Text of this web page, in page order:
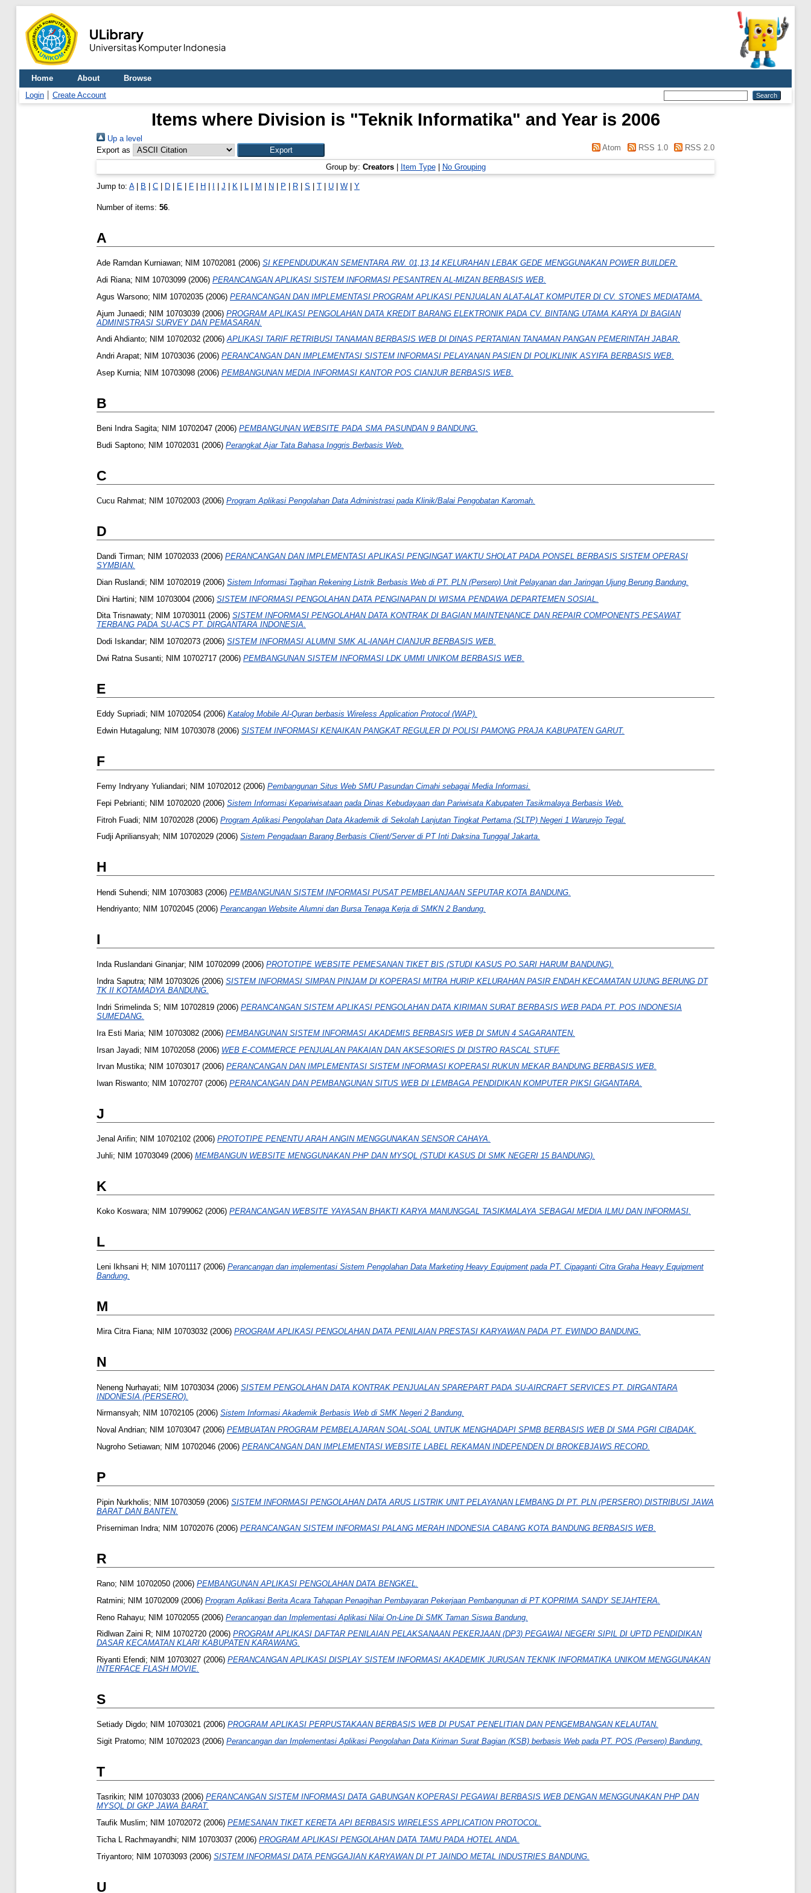
Home About
Browse
Login
Create Account
Items where Division is "Teknik Informatika" and Year is 2006
Up a level
Export as
Atom RSS 1.0 RSS 2.0
Group by: Creators| Item Type| No Grouping
Jump to: A| B C D E F H J K L M N P R S T U W Y
Number of items: 56.
A
Ade Ramdan Kurniawan; NIM 10702081 (2006) SI KEPENDUDUKAN SEMENTARA RW. 01,13,14 KELURAHAN LEBAK GEDE MENGGUNAKAN POWER BUILDER.
Adi Riana; NIM 10703099 (2006) PERANCANGAN APLIKASI SISTEM INFORMASI PESANTREN AL-MIZAN BERBASIS WEB.
Agus Warsono; NIM 10702035 (2006) PERANCANGAN DAN IMPLEMENTASI PROGRAM APLIKASI PENJUALAN ALAT-ALAT KOMPUTER DI CV. STONES MEDIATAMA.
Ajum Junaedi; NIM 10703039 (2006) PROGRAM APLIKASI PENGOLAHAN DATA KREDIT BARANG ELEKTRONIK PADA CV. BINTANG UTAMA KARYA DI BAGIAN
ADMINISTRASI SURVEY DAN PEMASARAN.
Andi Ahdianto; NIM 10702032 (2006)APLIKASI TARIF RETRIBUSI TANAMAN BERBASIS WEB DI DINAS PERTANIAN TANAMAN PANGAN PEMERINTAH JABAR.
Andri Arapat; NIM 10703036 (2006) PERANCANGAN DAN IMPLEMENTASI SISTEM INFORMASI PELAYANAN PASIEN DI POLIKLINIK ASYIFA BERBASIS WEB.
Asep Kurnia; NIM 10703098 (2006) PEMBANGUNAN MEDIA INFORMASI KANTOR POS CIANJUR BERBASIS WEB.
B
Beni Indra Sagita; NIM 10702047 (2006) PEMBANGUNAN WEBSITE PADA SMA PASUNDAN 9 BANDUNG.
Budi Saptono; NIM 10702031 (2006) Perangkat Ajar Tata Bahasa Inggris Berbasis Web.
C
Cucu Rahmat; NIM 10702003 (2006) Program Aplikasi Pengolahan Data Administrasi pada Klinik/Balai Pengobatan Karomah.
D
Dandi Tirman; NIM 10702033 (2006) PERANCANGAN DAN IMPLEMENTASI APLIKASI PENGINGAT WAKTU SHOLAT PADA PONSEL BERBASIS SISTEM OPERASI
SYMBIAN.
Dian Ruslandi; NIM 10702019 (2006) Sistem Informasi Tagihan Rekening Listrik Berbasis Web di PT. PLN (Persero) Unit Pelayanan dan Jaringan Ujung Berung Bandung.
Dini Hartini; NIM 10703004 (2006) SISTEM INFORMASI PENGOLAHAN DATA PENGINAPAN DI WISMA PENDAWA DEPARTEMEN SOSIAL.
Dita Trisnawaty; NIM 10703011 (2006) SISTEM INFORMASI PENGOLAHAN DATA KONTRAK DI BAGIAN MAINTENANCE DAN REPAIR COMPONENTS PESAWAT
TERBANG PADA SU-ACS PT. DIRGANTARA INDONESIA.
Dodi Iskandar; NIM 10702073 (2006) SISTEM INFORMASI ALUMNI SMK AL-IANAH CIANJUR BERBASIS WEB.
Dwi Ratna Susanti; NIM 10702717 (2006) PEMBANGUNAN SISTEM INFORMASI LDK UMMI UNIKOM BERBASIS WEB.
E
Eddy Supriadi; NIM 10702054 (2006) Katalog Mobile Al-Quran berbasis Wireless Application Protocol (WAP).
Edwin Hutagalung; NIM 10703078 (2006) SISTEM INFORMASI KENAIKAN PANGKAT REGULER DI POLISI PAMONG PRAJA KABUPATEN GARUT.
F
Femy Indryany Yuliandari; NIM 10702012 (2006) Pembangunan Situs Web SMU Pasundan Cimahi sebagai Media Informasi.
Fepi Pebrianti; NIM 10702020 (2006) Sistem Informasi Kepariwisataan pada Dinas Kebudayaan dan Pariwisata Kabupaten Tasikmalaya Berbasis Web.
Fitroh Fuadi; NIM 10702028 (2006) Program Aplikasi Pengolahan Data Akademik di Sekolah Lanjutan Tingkat Pertama (SLTP) Negeri 1 Warurejo Tegal.
Fudji Apriliansyah; NIM 10702029 (2006) Sistem Pengadaan Barang Berbasis Client/Server di PT Inti Daksina Tunggal Jakarta.
H
Hendi Suhendi; NIM 10703083 (2006) PEMBANGUNAN SISTEM INFORMASI PUSAT PEMBELANJAAN SEPUTAR KOTA BANDUNG.
Hendriyanto; NIM 10702045 (2006) Perancangan Website Alumni dan Bursa Tenaga Kerja di SMKN 2 Bandung.
I
Inda Ruslandani Ginanjar; NIM 10702099 (2006) PROTOTIPE WEBSITE PEMESANAN TIKET BIS (STUDI KASUS PO.SARI HARUM BANDUNG).
Indra Saputra; NIM 10703026 (2006) SISTEM INFORMASI SIMPAN PINJAM DI KOPERASI MITRA HURIP KELURAHAN PASIR ENDAH KECAMATAN UJUNG BERUNG DT
TK II KOTAMADYA BANDUNG.
Indri Srimelinda S; NIM 10702819 (2006) PERANCANGAN SISTEM APLIKASI PENGOLAHAN DATA KIRIMAN SURAT BERBASIS WEB PADA PT. POS INDONESIA
SUMEDANG.
Ira Esti Maria; NIM 10703082 (2006) PEMBANGUNAN SISTEM INFORMASI AKADEMIS BERBASIS WEB DI SMUN 4 SAGARANTEN.
Irsan Jayadi; NIM 10702058 (2006) WEB E-COMMERCE PENJUALAN PAKAIAN DAN AKSESORIES DI DISTRO RASCAL STUFF.
Irvan Mustika; NIM 10703017 (2006) PERANCANGAN DAN IMPLEMENTASI SISTEM INFORMASI KOPERASI RUKUN MEKAR BANDUNG BERBASIS WEB.
Iwan Riswanto; NIM 10702707 (2006) PERANCANGAN DAN PEMBANGUNAN SITUS WEB DI LEMBAGA PENDIDIKAN KOMPUTER PIKSI GIGANTARA.
J
Jenal Arifin; NIM 10702102 (2006) PROTOTIPE PENENTU ARAH ANGIN MENGGUNAKAN SENSOR CAHAYA.
Juhli; NIM 10703049 (2006) MEMBANGUN WEBSITE MENGGUNAKAN PHP DAN MYSQL (STUDI KASUS DI SMK NEGERI 15 BANDUNG).
K
Koko Koswara; NIM 10799062 (2006) PERANCANGAN WEBSITE YAYASAN BHAKTI KARYA MANUNGGAL TASIKMALAYA SEBAGAI MEDIA ILMU DAN INFORMASI.
L
Leni Ikhsani H; NIM 10701117 (2006) Perancangan dan implementasi Sistem Pengolahan Data Marketing Heavy Equipment pada PT. Cipaganti Citra Graha Heavy Equipment
Bandung.
M
Mira Citra Fiana; NIM 10703032 (2006) PROGRAM APLIKASI PENGOLAHAN DATA PENILAIAN PRESTASI KARYAWAN PADA PT. EWINDO BANDUNG.
N
Neneng Nurhayati; NIM 10703034 (2006) SISTEM PENGOLAHAN DATA KONTRAK PENJUALAN SPAREPART PADA SU-AIRCRAFT SERVICES PT. DIRGANTARA
INDONESIA (PERSERO).
Nirmansyah; NIM 10702105 (2006) Sistem Informasi Akademik Berbasis Web di SMK Negeri 2 Bandung.
Noval Andrian; NIM 10703047 (2006) PEMBUATAN PROGRAM PEMBELAJARAN SOAL-SOAL UNTUK MENGHADAPI SPMB BERBASIS WEB DI SMA PGRI CIBADAK.
Nugroho Setiawan; NIM 10702046 (2006) PERANCANGAN DAN IMPLEMENTASI WEBSITE LABEL REKAMAN INDEPENDEN DI BROKEBJAWS RECORD.
P
Pipin Nurkholis; NIM 10703059 (2006) SISTEM INFORMASI PENGOLAHAN DATA ARUS LISTRIK UNIT PELAYANAN LEMBANG DI PT. PLN (PERSERO) DISTRIBUSI JAWA
BARAT DAN BANTEN.
Priserniman Indra; NIM 10702076 (2006) PERANCANGAN SISTEM INFORMASI PALANG MERAH INDONESIA CABANG KOTA BANDUNG BERBASIS WEB.
R
Rano; NIM 10702050 (2006) PEMBANGUNAN APLIKASI PENGOLAHAN DATA BENGKEL.
Ratmini; NIM 10702009 (2006) Program Aplikasi Berita Acara Tahapan Penagihan Pembayaran Pekerjaan Pembangunan di PT KOPRIMA SANDY SEJAHTERA.
Reno Rahayu; NIM 10702055 (2006) Perancangan dan Implementasi Aplikasi Nilai On-Line Di SMK Taman Siswa Bandung.
Ridlwan Zaini R; NIM 10702720 (2006) PROGRAM APLIKASI DAFTAR PENILAIAN PELAKSANAAN PEKERJAAN (DP3) PEGAWAI NEGERI SIPIL DI UPTD PENDIDIKAN
DASAR KECAMATAN KLARI KABUPATEN KARAWANG.
Riyanti Efendi; NIM 10703027 (2006) PERANCANGAN APLIKASI DISPLAY SISTEM INFORMASI AKADEMIK JURUSAN TEKNIK INFORMATIKA UNIKOM MENGGUNAKAN
INTERFACE FLASH MOVIE.
S
Setiady Digdo; NIM 10703021 (2006) PROGRAM APLIKASI PERPUSTAKAAN BERBASIS WEB DI PUSAT PENELITIAN DAN PENGEMBANGAN KELAUTAN.
Sigit Pratomo; NIM 10702023 (2006) Perancangan dan Implementasi Aplikasi Pengolahan Data Kiriman Surat Bagian (KSB) berbasis Web pada PT. POS (Persero) Bandung.
T
Tasrikin; NIM 10703033 (2006) PERANCANGAN SISTEM INFORMASI DATA GABUNGAN KOPERASI PEGAWAI BERBASIS WEB DENGAN MENGGUNAKAN PHP DAN
MYSQL DI GKP JAWA BARAT.
Taufik Muslim; NIM 10702072 (2006) PEMESANAN TIKET KERETA API BERBASIS WIRELESS APPLICATION PROTOCOL.
Ticha L Rachmayandhi; NIM 10703037 (2006) PROGRAM APLIKASI PENGOLAHAN DATA TAMU PADA HOTEL ANDA.
Triyantoro; NIM 10703093 (2006) SISTEM INFORMASI DATA PENGGAJIAN KARYAWAN DI PT JAINDO METAL INDUSTRIES BANDUNG.
U